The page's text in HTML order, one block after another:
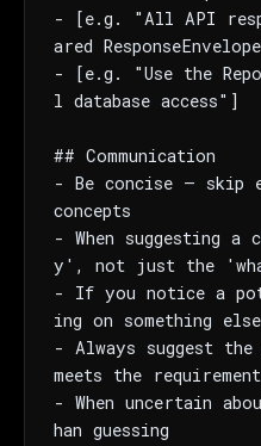
- [e.g. "All API
ared
- [e.g. "Use the
l database access"]
## Communication
- Be concise — skip
concepts
- When suggesting a
y', not just the
- If you notice a
ing on something
- Always suggest
meets the
- When uncertain
han guessing